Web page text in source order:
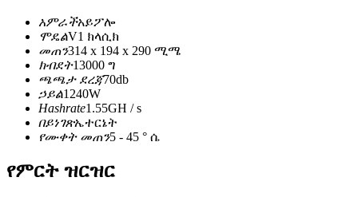
አምራችአይፖሎ
ሞዴልV1 ክላሲክ
መጠን314 x 194 x 290 ሚሜ
ክብደት13000 ግ
ጫጫታ ደረጃ70db
ኃይል1240W
Hashrate1.55GH / s
በይነገጽኤተርኔት
የሙቀት መጠን5 - 45 ° ሴ
የምርት ዝርዝር